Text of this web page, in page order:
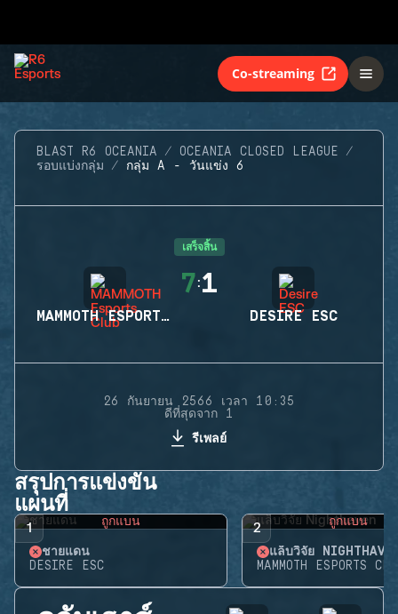
Co-streaming
BLAST R6 OCEANIA
OCEANIA CLOSED LEAGUE
รอบแบ่งกลุ่ม
กลุ่ม A - วันแข่ง 6
เสร็จสิ้น
MAMMOTH ESPORTS CLUB
7:1
DESIRE ESC
26 กันยายน 2566 เวลา 10:35
ดีที่สุดจาก 1
รีเพลย์
สรุปการแข่งขัน
แผนที่
1 ถูกแบน
ชายแดน
DESIRE ESC
2 ถูกแบน
แล็บวิจัย
MAMMOTH ESPORTS